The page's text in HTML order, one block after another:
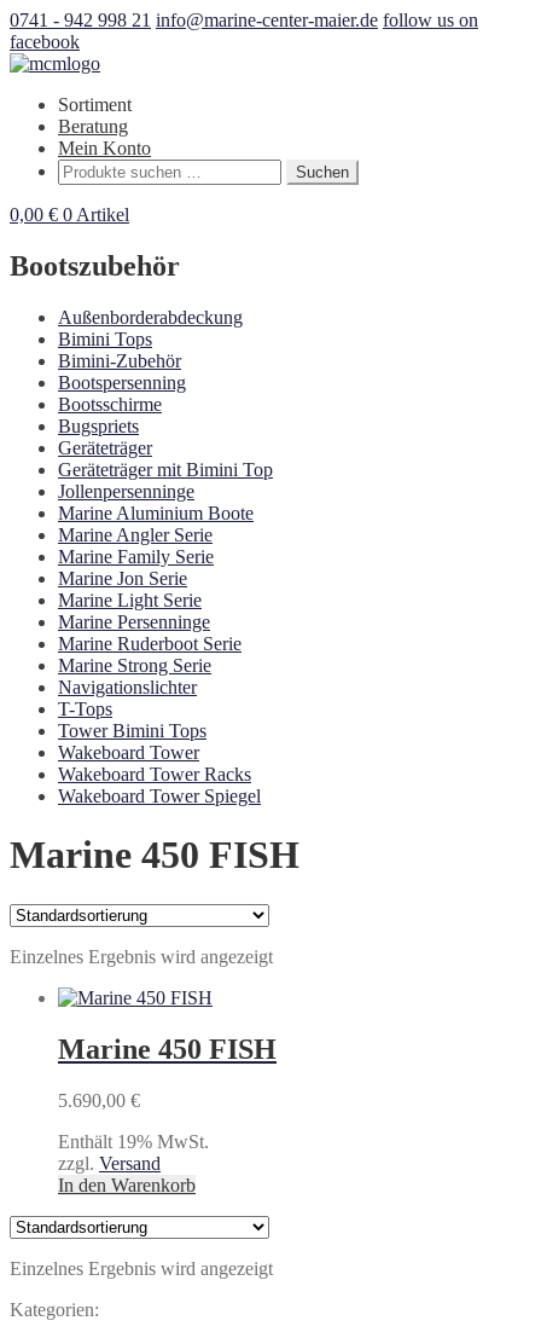
0741 - 942 998 21 info@marine-center-maier.de follow us on
facebook
Sortiment
Beratung
Mein Konto
Suchen
nach:
Suchen
0,00 € 0 Artikel
Bootszubehör
Außenborderabdeckung
Bimini Tops
Bimini-Zubehör
Bootspersenning
Bootsschirme
Bugspriets
Geräteträger
Geräteträger mit Bimini Top
Jollenpersenninge
Marine Aluminium Boote
Marine Angler Serie
Marine Family Serie
Marine Jon Serie
Marine Light Serie
Marine Persenninge
Marine Ruderboot Serie
Marine Strong Serie
Navigationslichter
T-Tops
Tower Bimini Tops
Wakeboard Tower
Wakeboard Tower Racks
Wakeboard Tower Spiegel
Marine 450 FISH
Einzelnes Ergebnis wird angezeigt
Marine 450 FISH
5.690,00 €
Enthält 19% MwSt.
zzgl. Versand
In den Warenkorb
Einzelnes Ergebnis wird angezeigt
Kategorien: